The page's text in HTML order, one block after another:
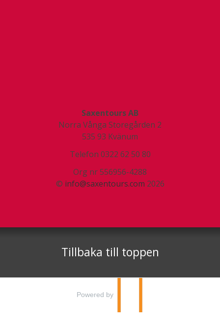
Saxentours AB
Norra Vånga Storegården 2
535 93 Kvänum
Telefon 0322 62 50 80
Org nr 556956-4288
© info@saxentours.com 2026
Tillbaka till toppen
Powered by